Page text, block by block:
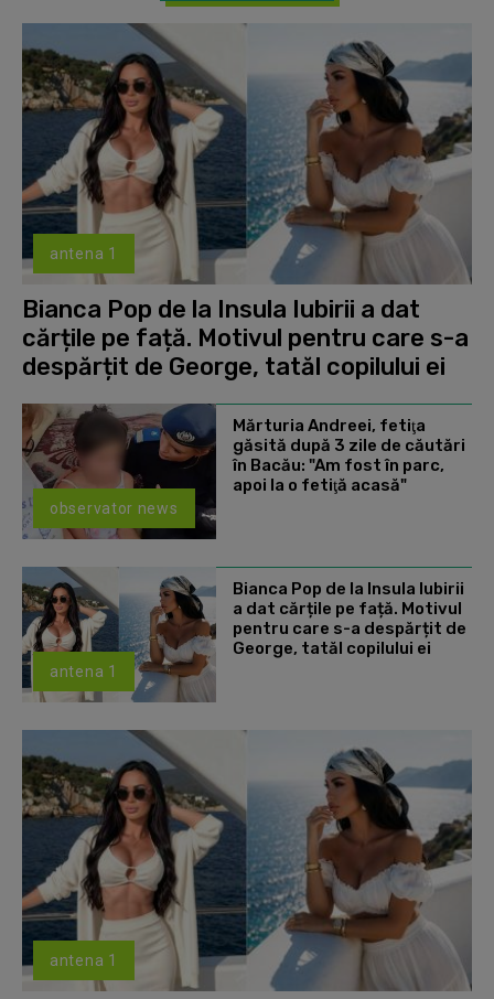
antena 1
Bianca Pop de la Insula Iubirii a dat
cărțile pe față. Motivul pentru care s-a
despărțit de George, tatăl copilului ei
observator news
Mărturia Andreei, fetiţa
găsită după 3 zile de căutări
în Bacău: "Am fost în parc,
apoi la o fetiţă acasă"
antena 1
Bianca Pop de la Insula Iubirii
a dat cărțile pe față. Motivul
pentru care s-a despărțit de
George, tatăl copilului ei
antena 1